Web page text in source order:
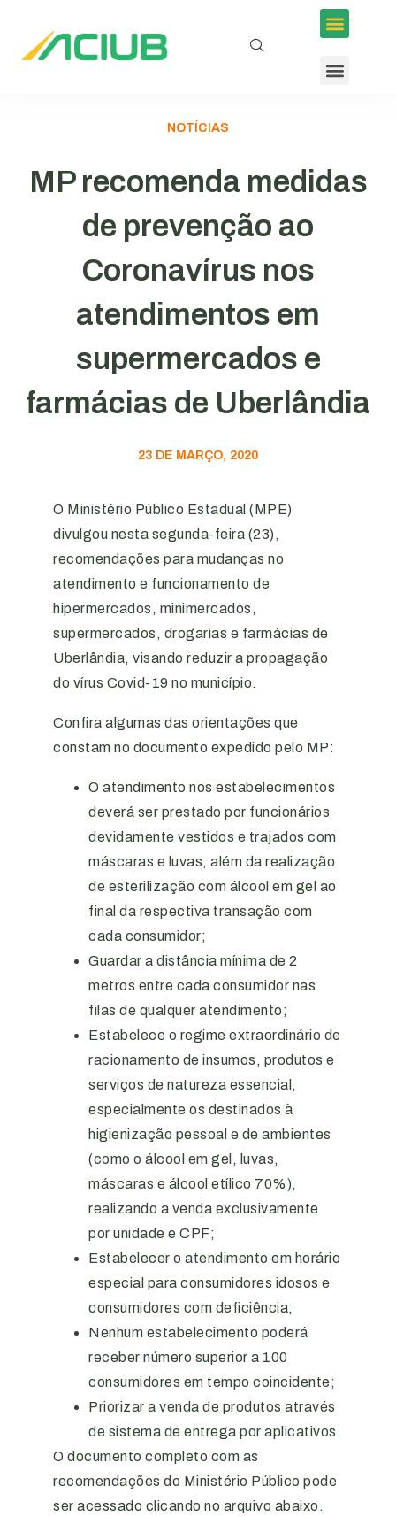
NOTÍCIAS
MP recomenda medidas
de prevenção ao
Coronavírus nos
atendimentos em
supermercados e
farmácias de Uberlândia
23 DE MARÇO, 2020
O Ministério Público Estadual (MPE)
divulgou nesta segunda-feira (23),
recomendações para mudanças no
atendimento e funcionamento de
hipermercados, minimercados,
supermercados, drogarias e farmácias de
Uberlândia, visando reduzir a propagação
do vírus Covid-19 no município.
Confira algumas das orientações que
constam no documento expedido pelo MP:
O atendimento nos estabelecimentos
deverá ser prestado por funcionários
devidamente vestidos e trajados com
máscaras e luvas, além da realização
de esterilização com álcool em gel ao
final da respectiva transação com
cada consumidor;
Guardar a distância mínima de 2
metros entre cada consumidor nas
filas de qualquer atendimento;
Estabelece o regime extraordinário de
racionamento de insumos, produtos e
serviços de natureza essencial,
especialmente os destinados à
higienização pessoal e de ambientes
(como o álcool em gel, luvas,
máscaras e álcool etílico 70%),
realizando a venda exclusivamente
por unidade e CPF;
Estabelecer o atendimento em horário
especial para consumidores idosos e
consumidores com deficiência;
Nenhum estabelecimento poderá
receber número superior a 100
consumidores em tempo coincidente;
Priorizar a venda de produtos através
de sistema de entrega por aplicativos.
O documento completo com as
recomendações do Ministério Público pode
ser acessado clicando no arquivo abaixo.